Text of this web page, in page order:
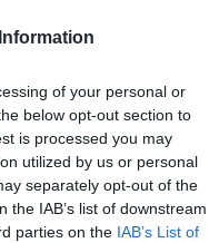
of your personal or
below opt-out section to
is processed you may
utilized by us or personal
separately opt-out of the
IAB’s list of downstream
parties on the IAB’s List of